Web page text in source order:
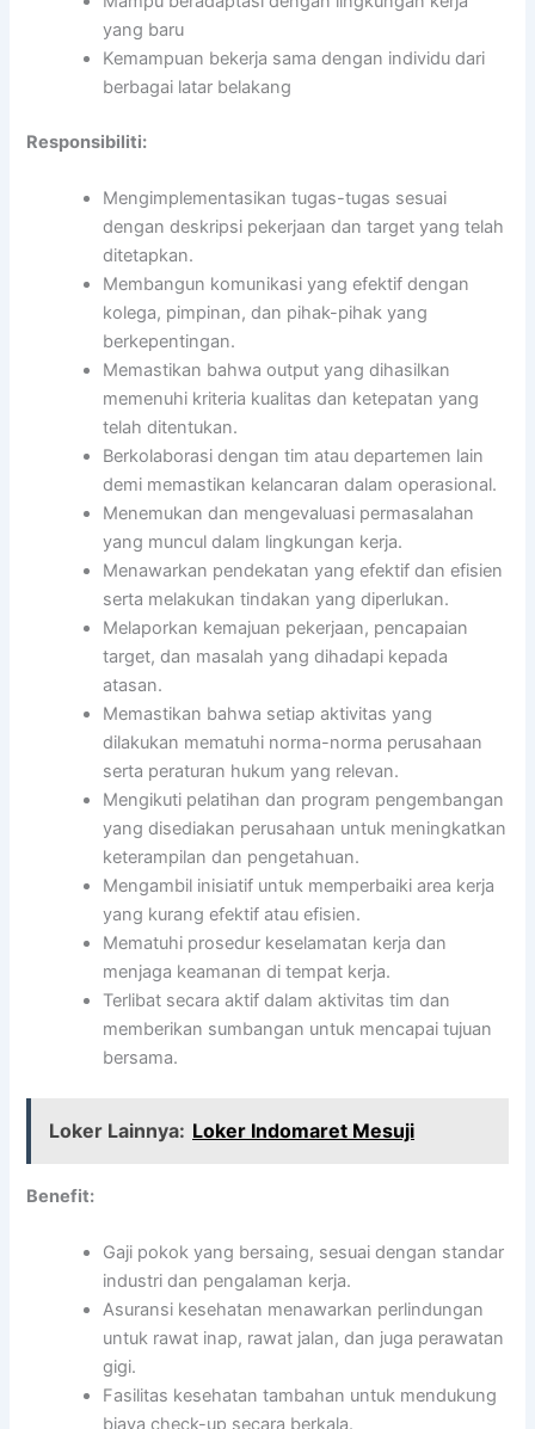
yang baru
Kemampuan bekerja sama dengan individu dari
berbagai latar belakang
Responsibiliti:
Mengimplementasikan tugas-tugas sesuai
dengan deskripsi pekerjaan dan target yang telah
ditetapkan.
Membangun komunikasi yang efektif dengan
kolega, pimpinan, dan pihak-pihak yang
berkepentingan.
Memastikan bahwa output yang dihasilkan
memenuhi kriteria kualitas dan ketepatan yang
telah ditentukan.
Berkolaborasi dengan tim atau departemen lain
demi memastikan kelancaran dalam operasional.
Menemukan dan mengevaluasi permasalahan
yang muncul dalam lingkungan kerja.
Menawarkan pendekatan yang efektif dan efisien
serta melakukan tindakan yang diperlukan.
Melaporkan kemajuan pekerjaan, pencapaian
target, dan masalah yang dihadapi kepada
atasan.
Memastikan bahwa setiap aktivitas yang
dilakukan mematuhi norma-norma perusahaan
serta peraturan hukum yang relevan.
Mengikuti pelatihan dan program pengembangan
yang disediakan perusahaan untuk meningkatkan
keterampilan dan pengetahuan.
Mengambil inisiatif untuk memperbaiki area kerja
yang kurang efektif atau efisien.
Mematuhi prosedur keselamatan kerja dan
menjaga keamanan di tempat kerja.
Terlibat secara aktif dalam aktivitas tim dan
memberikan sumbangan untuk mencapai tujuan
bersama.
Loker Lainnya: Loker Indomaret Mesuji
Benefit:
Gaji pokok yang bersaing, sesuai dengan standar
industri dan pengalaman kerja.
Asuransi kesehatan menawarkan perlindungan
untuk rawat inap, rawat jalan, dan juga perawatan
gigi.
Fasilitas kesehatan tambahan untuk mendukung
biaya check-up secara berkala.